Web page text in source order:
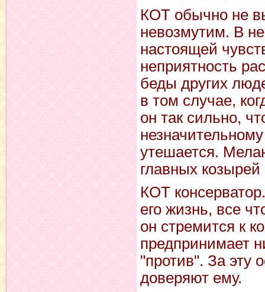
КОТ обычно не
невозмутим. В
настоящей
неприятность
беды других
в том случае,
он так сильно,
утешается.
главных
КОТ
его жизнь, все
он стремится к
предпринимает
"против". За эту
доверяют ему.